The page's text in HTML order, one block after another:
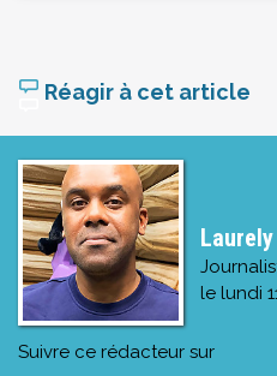
Réagir à cet article
le lundi
Suivre ce rédacteur sur